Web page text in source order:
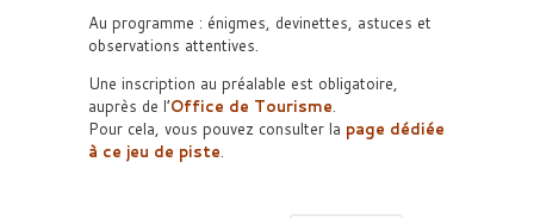
Au programme : énigmes, devinettes, astuces et
observations attentives.
Une inscription au préalable est obligatoire,
auprès de l’Office de Tourisme.
Pour cela, vous pouvez consulter la page dédiée
à ce jeu de piste.